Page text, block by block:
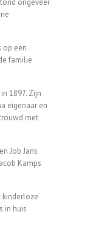
op een
familie
1897. Zijn
eigenaar en
met
Job Jans
Kamps
kinderloze
in huis